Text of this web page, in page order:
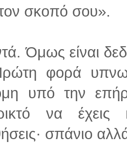
σκοπό σου».
Όμως είναι
φορά
υπό την
να έχεις
σπάνιο